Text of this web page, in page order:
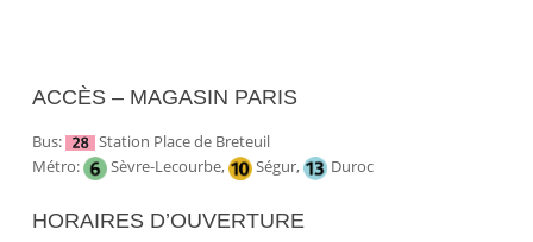
ACCÈS – MAGASIN PARIS
Bus:
Station Place de Breteuil
Métro:
Sèvre-Lecourbe, Ségur, Duroc
HORAIRES D’OUVERTURE